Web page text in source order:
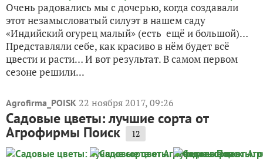
Очень радовались мы с дочерью, когда создавали
этот незамысловатый силуэт в нашем саду
«Индийский огурец малый» (есть ещё и большой)…
Представляли себе, как красиво в нём будет всё
цвести и расти… И вот результат. В самом первом
сезоне решили...
Agrofirma_POISK 22 ноября 2017, 09:26
Садовые цветы: лучшие сорта от
Агрофирмы Поиск 12